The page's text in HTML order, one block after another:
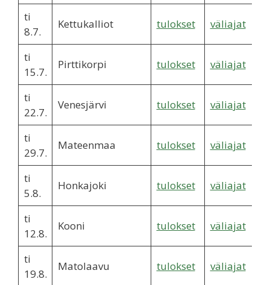
ti
8.7.
Kettukalliot tulokset väliajat
ti
15.7.
Pirttikorpi tulokset väliajat
ti
22.7.
Venesjärvi tulokset väliajat
ti
29.7.
Mateenmaa tulokset väliajat
ti
5.8.
Honkajoki tulokset väliajat
ti
12.8.
Kooni tulokset väliajat
ti
19.8.
Matolaavu tulokset väliajat